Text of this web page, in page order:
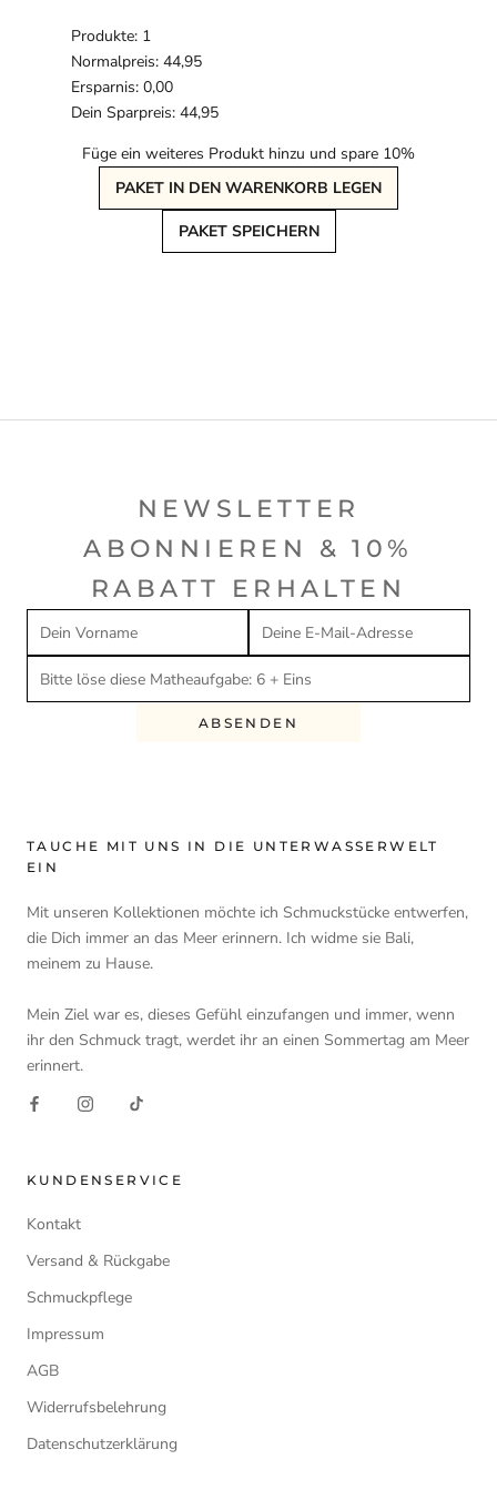
Produkte: 1
Normalpreis: 44,95
Ersparnis: 0,00
Dein Sparpreis: 44,95
Füge ein weiteres Produkt hinzu und spare 10%
PAKET IN DEN WARENKORB LEGEN
PAKET SPEICHERN
NEWSLETTER
ABONNIEREN & 10%
RABATT ERHALTEN
ABSENDEN
TAUCHE MIT UNS IN DIE UNTERWASSERWELT
EIN
Mit unseren Kollektionen möchte ich Schmuckstücke entwerfen,
die Dich immer an das Meer erinnern. Ich widme sie Bali,
meinem zu Hause.
Mein Ziel war es, dieses Gefühl einzufangen und immer, wenn
ihr den Schmuck tragt, werdet ihr an einen Sommertag am Meer
erinnert.
KUNDENSERVICE
Kontakt
Versand & Rückgabe
Schmuckpflege
Impressum
AGB
Widerrufsbelehrung
Datenschutzerklärung